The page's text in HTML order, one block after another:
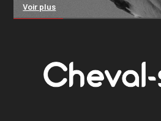
Voir plus